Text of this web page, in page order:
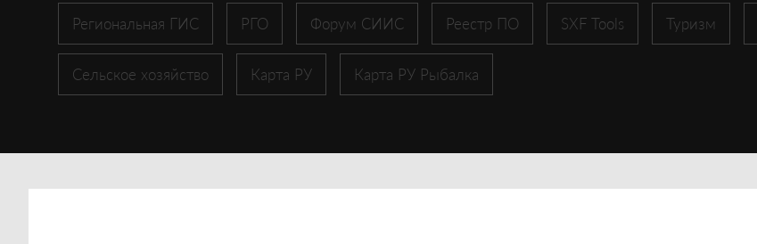
Региональная ГИС РГО Форум СИИС Реестр ПО SXF Tools Туризм
Сельское хозяйство Карта РУ Карта РУ Рыбалка